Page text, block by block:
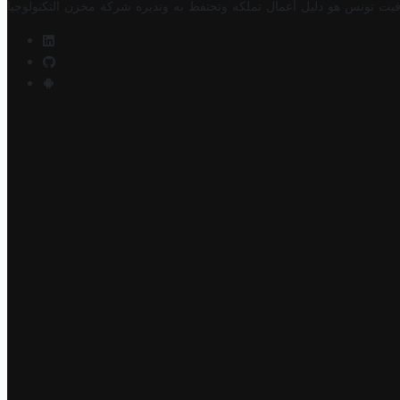
تونس هو دليل أعمال تملكه وتحتفظ به وتديره شركة مخزن التكنولوجيا